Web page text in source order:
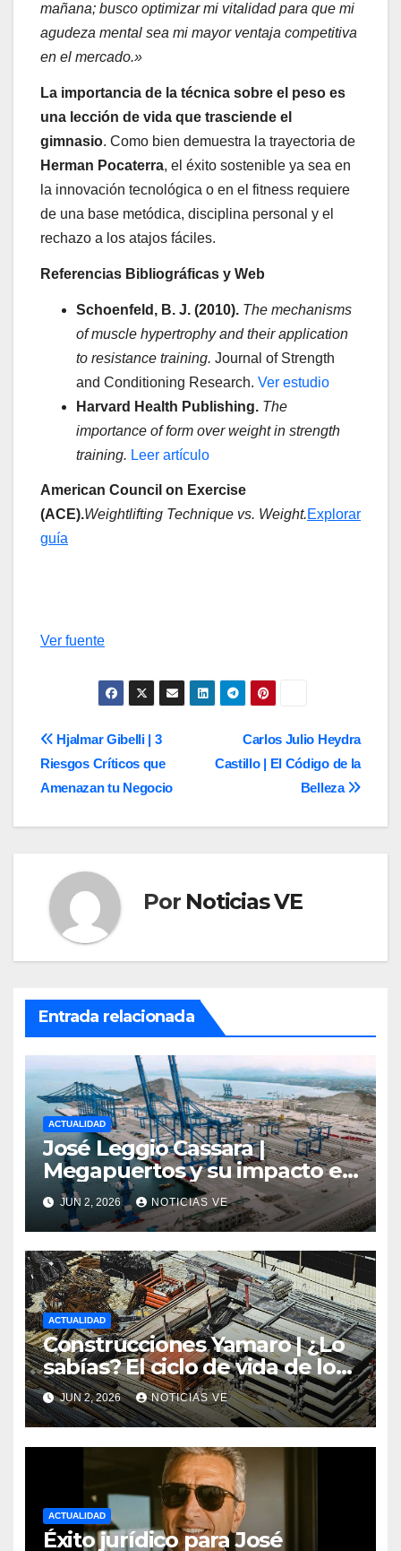
mañana; busco optimizar mi vitalidad para que mi
agudeza mental sea mi mayor ventaja competitiva
en el mercado.»
La importancia de la técnica sobre el peso es
una lección de vida que trasciende el
gimnasio. Como bien demuestra la trayectoria de
Herman Pocaterra, el éxito sostenible ya sea en
la innovación tecnológica o en el fitness requiere
de una base metódica, disciplina personal y el
rechazo a los atajos fáciles.
Referencias Bibliográficas y Web
Schoenfeld, B. J. (2010). The mechanisms
of muscle hypertrophy and their application
to resistance training. Journal of Strength
and Conditioning Research. Ver estudio
Harvard Health Publishing. The
importance of form over weight in strength
training. Leer artículo
American Council on Exercise
(ACE).Weightlifting Technique vs. Weight.Explorar
guía
de
Ver fuente
Navegación
de
entradas
Carlos Julio Heydra
Castillo | El Código de la
Belleza
Hjalmar Gibelli | 3
Riesgos Críticos que
Amenazan tu Negocio
Por Noticias VE
Entrada relacionada
ACTUALIDAD
José Leggio Cassara |
Megapuertos y su impacto en
el turismo y el comercio
global
JUN 2, 2026 NOTICIAS VE
ACTUALIDAD
Construcciones Yamaro | ¿Lo
sabías? El ciclo de vida de los
materiales de construcción
revoluciona eficiencia en
proyectos modernos
JUN 2, 2026 NOTICIAS VE
ACTUALIDAD
Éxito jurídico para José